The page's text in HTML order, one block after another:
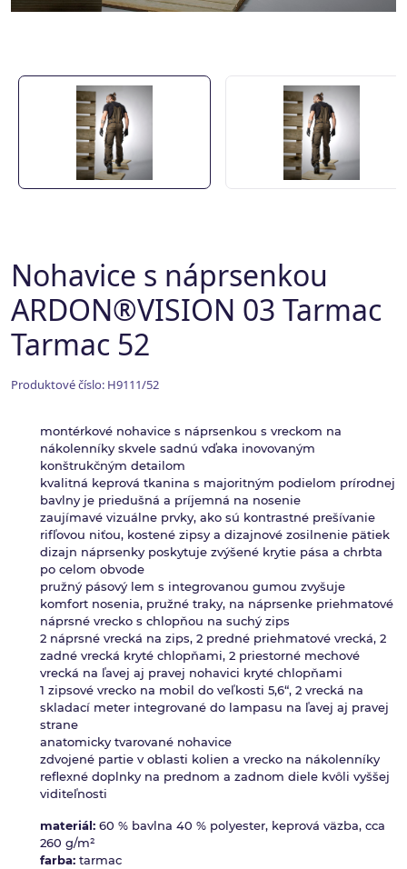
Nohavice s náprsenkou
ARDON®VISION 03 Tarmac
Tarmac 52
Produktové číslo: H9111/52
montérkové nohavice s náprsenkou s vreckom na
nákolenníky skvele sadnú vďaka inovovaným
konštrukčným detailom
kvalitná keprová tkanina s majoritným podielom prírodnej
bavlny je priedušná a príjemná na nosenie
zaujímavé vizuálne prvky, ako sú kontrastné prešívanie
rifľovou niťou, kostené zipsy a dizajnové zosilnenie pätiek
dizajn náprsenky poskytuje zvýšené krytie pása a chrbta
po celom obvode
pružný pásový lem s integrovanou gumou zvyšuje
komfort nosenia, pružné traky, na náprsenke priehmatové
náprsné vrecko s chlopňou na suchý zips
2 náprsné vrecká na zips, 2 predné priehmatové vrecká, 2
zadné vrecká kryté chlopňami, 2 priestorné mechové
vrecká na ľavej aj pravej nohavici kryté chlopňami
1 zipsové vrecko na mobil do veľkosti 5,6“, 2 vrecká na
skladací meter integrované do lampasu na ľavej aj pravej
strane
anatomicky tvarované nohavice
zdvojené partie v oblasti kolien a vrecko na nákolenníky
reflexné doplnky na prednom a zadnom diele kvôli vyššej
viditeľnosti
materiál: 60 % bavlna 40 % polyester, keprová väzba, cca
260 g/m²
farba: tarmac